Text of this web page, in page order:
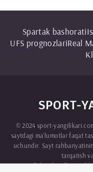
Spartak bashorati
UFS prognozlariReal
SPORT-
© 2024 sport-
saytdagi ma'lumotlar faqat
uchundir. Sayt
tarqatish
Biz intellektual mulkni